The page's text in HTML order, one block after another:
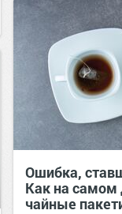
Ошибка,
Как на самом
чайные